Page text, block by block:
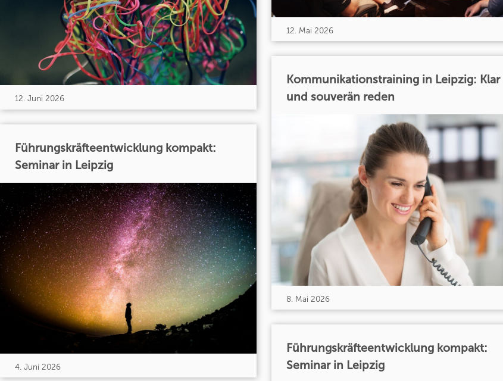
12. Juni 2026
Führungskräfteentwicklung kompakt:
Seminar in Leipzig
4. Juni 2026
12. Mai 2026
Kommunikationstraining in Leipzig: Klar
und souverän reden
8. Mai 2026
Führungskräfteentwicklung kompakt:
Seminar in Leipzig